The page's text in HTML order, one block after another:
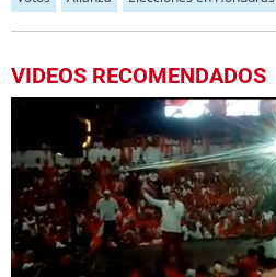
VIDEOS RECOMENDADOS